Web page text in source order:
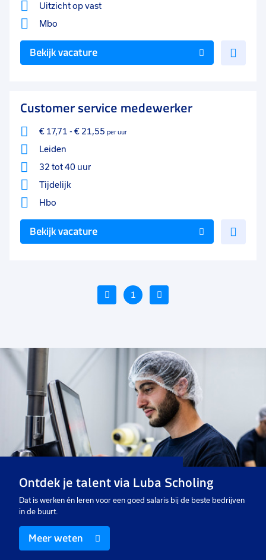
Uitzicht op vast
Mbo
Bekijk vacature
Customer service medewerker
€ 17,71 - € 21,55 per uur
Leiden
32 tot 40 uur
Tijdelijk
Hbo
Bekijk vacature
Vorige
1
Voeg
favorieten
Voeg
toe
aan
favorieten
Administratief medewerker
32 tot 40 uur
€ 2550- € 2900 p.m.
Administratief medewerker
24 tot 32 uur
Uitzicht op vast
€ 2550 -€ 3100 p.m.
Ontdek je talent via Luba Scholing
Dat is werken én leren voor een goed salaris bij de beste bedrijven
in de buurt.
Meer weten